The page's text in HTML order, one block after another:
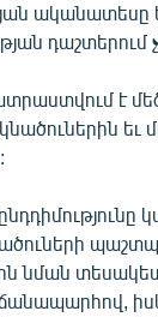
դաշտերում
է
եւ
նման տեսակետ